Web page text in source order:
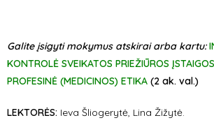
Galite įsigyti mokymus atskirai arba kartu:
KONTROLĖ SVEIKATOS PRIEŽIŪROS
PROFESINĖ (MEDICINOS) ETIKA (2 ak. val.)
LEKTORĖS: Ieva Šliogerytė, Lina Žižytė.